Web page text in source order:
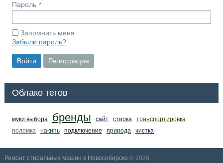
Пароль
Запомнить меня
Забыли пароль?
Войти Регистрация
Облако тегов
муки выбора бренды сайт стирка
транспортировка
поломка
накипь подключение природа чистка
Ремонт стиральных машин в Новосибирске © 2026